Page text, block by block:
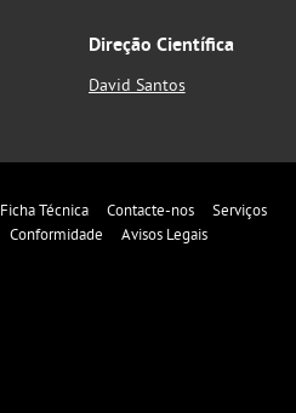
Direção Científica
David Santos
Ficha Técnica Contacte-nos
Serviços
Conformidade Avisos Legais